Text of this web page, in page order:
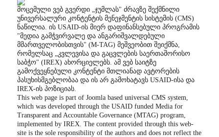
მოცემული ვებ გვერდი „ჯუმლას" ძრავზე შექმნილი
უნივერსალური კონტენტის მენეჯმენტის სისტემის (CMS)
ნაწილია. ის USAID-ის მიერ დაფინანსებული პროგრამის
"მედია გამჭვირვალე და ანგარიშვალდებული
მმართველობისთვის" (M-TAG) მეშვეობით შეიქმნა,
რომელსაც „კვლევისა და გაცვლების საერთაშორისო
საბჭო" (IREX) ახორციელებს. ამ ვებ საიტზე
გამოქვეყნებული კონტენტი მთლიანად ავტორების
პასუხისმგებლობაა და ის არ გამოხატავს USAID-ისა და
IREX-ის პოზიციას.
This web page is part of Joomla based universal CMS system,
which was developed through the USAID funded Media for
Transparent and Accountable Governance (MTAG) program,
implemented by IREX. The content provided through this web-
site is the sole responsibility of the authors and does not reflect the